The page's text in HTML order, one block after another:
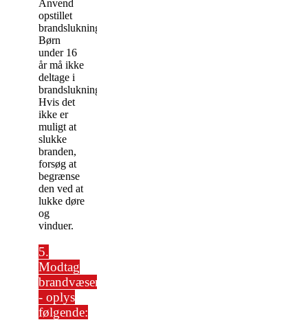
Anvend
opstillet
brandslukningsmateriel.
Børn
under 16
år må ikke
deltage i
brandslukningen.
Hvis det
ikke er
muligt at
slukke
branden,
forsøg at
begrænse
den ved at
lukke døre
og
vinduer.
5.
Modtag
brandvæsenet
- oplys
følgende: